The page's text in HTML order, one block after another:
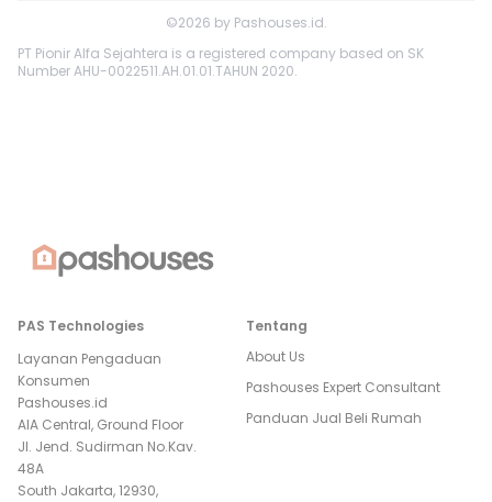
©2026 by Pashouses.id.
PT Pionir Alfa Sejahtera is a registered company based on SK
Number AHU-0022511.AH.01.01.TAHUN 2020.
PAS Technologies
Layanan Pengaduan
Konsumen
Pashouses.id
AIA Central, Ground Floor
Jl. Jend. Sudirman No.Kav.
48A
South Jakarta, 12930,
Tentang
About Us
Pashouses Expert Consultant
Panduan Jual Beli Rumah